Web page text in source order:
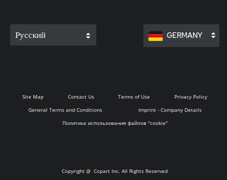
Русский GERMANY
Copyright @ Copart Inc. All Rights Reserved
Site Map Contact Us Terms of Use
Privacy Policy
General Terms and Conditions
Imprint - Company Details
Политика использования файлов "cookie"